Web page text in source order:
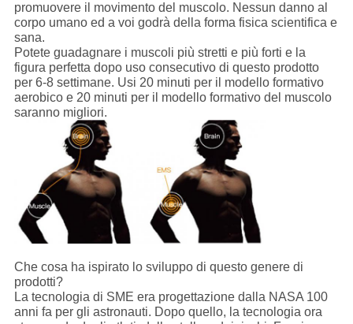
promuovere il movimento del muscolo. Nessun danno al
corpo umano ed a voi godrà della forma fisica scientifica e
sana.
Potete guadagnare i muscoli più stretti e più forti e la
figura perfetta dopo uso consecutivo di questo prodotto
per 6-8 settimane. Usi 20 minuti per il modello formativo
aerobico e 20 minuti per il modello formativo del muscolo
saranno migliori.
Che cosa ha ispirato lo sviluppo di questo genere di
prodotti?
La tecnologia di SME era progettazione dalla NASA 100
anni fa per gli astronauti. Dopo quello, la tecnologia ora